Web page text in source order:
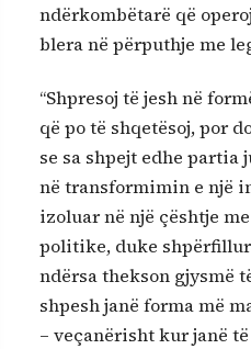
ndërkombëtarë që
blera në përputhje me
“Shpresoj të jesh në
që po të shqetësoj, por
se sa shpejt edhe partia
në transformimin e një
izoluar në një çështje
politike, duke
ndërsa thekson gjysmë
shpesh janë forma më
– veçanërisht kur janë